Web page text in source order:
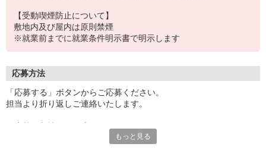
【受動喫煙防止について】
敷地内及び屋内は原則禁煙
※就業前までに就業条件明示書で明示します
応募方法
「応募する」ボタンからご応募ください。
担当より折り返しご連絡いたします。
もっと見る